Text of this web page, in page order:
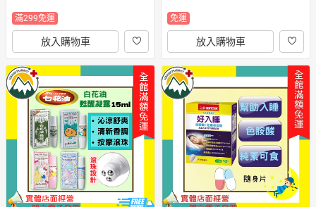
滿299免運
放入購物車
免運
放入購物車